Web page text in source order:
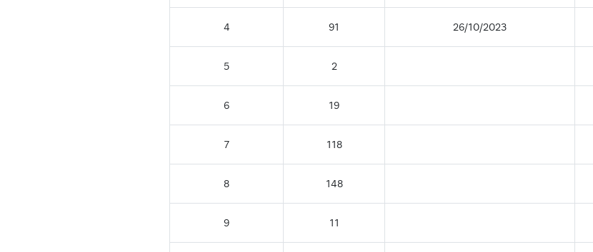
4 91 26/10/2023
5 2
6 19
7 118
8 148
9 11